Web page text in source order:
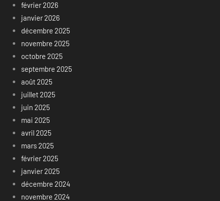
février 2026
janvier 2026
décembre 2025
novembre 2025
octobre 2025
septembre 2025
août 2025
juillet 2025
juin 2025
mai 2025
avril 2025
mars 2025
février 2025
janvier 2025
décembre 2024
novembre 2024